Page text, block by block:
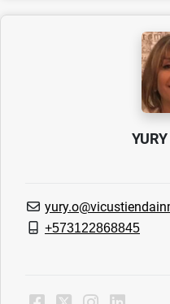
+573122868845